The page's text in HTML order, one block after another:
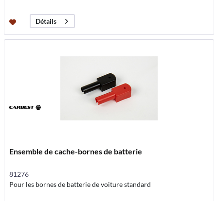
Détails
Ensemble de cache-bornes de batterie
81276
Pour les bornes de batterie de voiture standard